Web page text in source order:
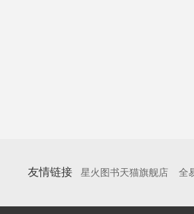
友情链接 星火图书天猫旗舰店 全